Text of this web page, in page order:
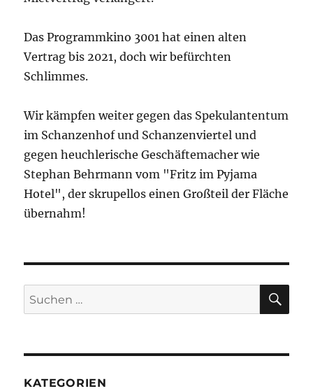
Das Programmkino 3001 hat einen alten
Vertrag bis 2021, doch wir befürchten
Schlimmes.
Wir kämpfen weiter gegen das Spekulantentum
im Schanzenhof und Schanzenviertel und
gegen heuchlerische Geschäftemacher wie
Stephan Behrmann vom "Fritz im Pyjama
Hotel", der skrupellos einen Großteil der Fläche
übernahm!
Suchen
nach:
KATEGORIEN